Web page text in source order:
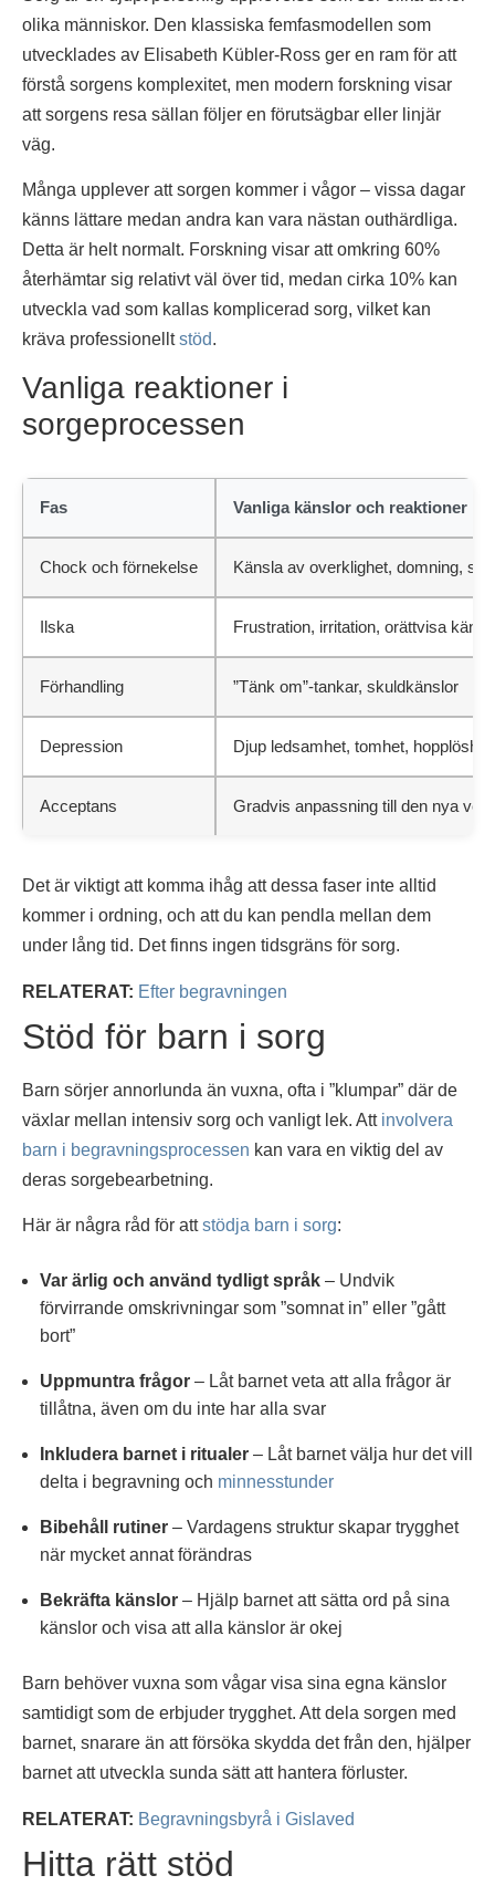
olika människor. Den klassiska femfasmodellen som
utvecklades av Elisabeth Kübler-Ross ger en ram för att
förstå sorgens komplexitet, men modern forskning visar
att sorgens resa sällan följer en förutsägbar eller linjär
väg.
Många upplever att sorgen kommer i vågor – vissa dagar
känns lättare medan andra kan vara nästan outhärdliga.
Detta är helt normalt. Forskning visar att omkring 60%
återhämtar sig relativt väl över tid, medan cirka 10% kan
utveckla vad som kallas komplicerad sorg, vilket kan
kräva professionelltstöd.
Vanliga reaktioner i
sorgeprocessen
Fas Vanliga känslor och reaktioner
Chock och förnekelse Känsla av overklighet, domning,
Ilska Frustration, irritation, orättvisa
Förhandling ”Tänk om”-tankar, skuldkänslor
Depression Djup ledsamhet, tomhet, hopplöshet
Acceptans Gradvis anpassning till den nya
Det är viktigt att komma ihåg att dessa faser inte alltid
kommer i ordning, och att du kan pendla mellan dem
under lång tid. Det finns ingen tidsgräns för sorg.
RELATERAT: Efter begravningen
Stöd för barn i sorg
Barn sörjer annorlunda än vuxna, ofta i ”klumpar” där de
växlar mellan intensiv sorg och vanligt lek. Att involvera
barn i begravningsprocessen kan vara en viktig del av
deras sorgebearbetning.
Här är några råd för attstödja barn i sorg:
Var ärlig och använd tydligt språk – Undvik
förvirrande omskrivningar som ”somnat in” eller ”gått
bort”
Uppmuntra frågor – Låt barnet veta att alla frågor är
tillåtna, även om du inte har alla svar
Inkludera barnet i ritualer – Låt barnet välja hur det vill
delta i begravning och minnesstunder
Bibehåll rutiner – Vardagens struktur skapar trygghet
när mycket annat förändras
Bekräfta känslor – Hjälp barnet att sätta ord på sina
känslor och visa att alla känslor är okej
Barn behöver vuxna som vågar visa sina egna känslor
samtidigt som de erbjuder trygghet. Att dela sorgen med
barnet, snarare än att försöka skydda det från den, hjälper
barnet att utveckla sunda sätt att hantera förluster.
RELATERAT: Begravningsbyrå i Gislaved
Hitta rätt stöd